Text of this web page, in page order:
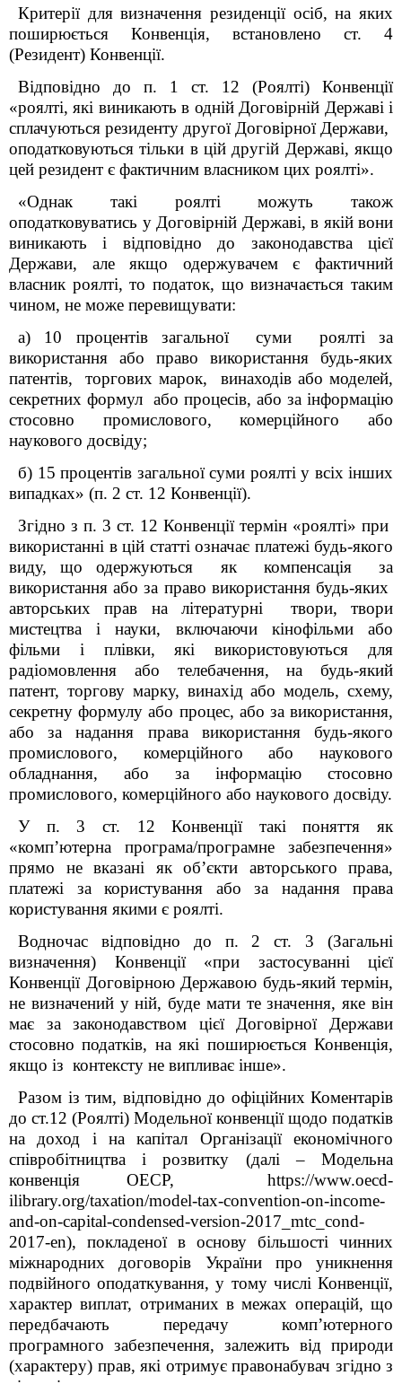
Критерії для визначення резиденції осіб, на яких
поширюється Конвенція, встановлено ст. 4
(Резидент) Конвенції.
Відповідно до п. 1 ст. 12 (Роялті) Конвенції
«роялті, які виникають в одній Договірній Державі і
сплачуються резиденту другої Договірної Держави,
оподатковуються тільки в цій другій Державі, якщо
цей резидент є фактичним власником цих роялті».
«Однак такі роялті можуть також
оподатковуватись у Договірній Державі, в якій вони
виникають і відповідно до законодавства цієї
Держави, але якщо одержувачем є фактичний
власник роялті, то податок, що визначається таким
чином, не може перевищувати:
а) 10 процентів загальної суми роялті за
використання або право використання будь-яких
патентів, торгових марок, винаходів або моделей,
секретних формул або процесів, або за інформацію
стосовно промислового, комерційного або
наукового досвіду;
б) 15 процентів загальної суми роялті у всіх інших
випадках» (п. 2 ст. 12 Конвенції).
Згідно з п. 3 ст. 12 Конвенції термін «роялті» при
використанні в цій статті означає платежі будь-якого
виду, що одержуються як компенсація за
використання або за право використання будь-яких
авторських прав на літературні твори, твори
мистецтва і науки, включаючи кінофільми або
фільми і плівки, які використовуються для
радіомовлення або телебачення, на будь-який
патент, торгову марку, винахід або модель, схему,
секретну формулу або процес, або за використання,
або за надання права використання будь-якого
промислового, комерційного або наукового
обладнання, або за інформацію стосовно
промислового, комерційного або наукового досвіду.
У п. 3 ст. 12 Конвенції такі поняття як
«комп’ютерна програма/програмне забезпечення»
прямо не вказані як об’єкти авторського права,
платежі за користування або за надання права
користування якими є роялті.
Водночас відповідно до п. 2 ст. 3 (Загальні
визначення) Конвенції «при застосуванні цієї
Конвенції Договірною Державою будь-який термін,
не визначений у ній, буде мати те значення, яке він
має за законодавством цієї Договірної Держави
стосовно податків, на які поширюється Конвенція,
якщо із контексту не випливає інше».
Разом із тим, відповідно до офіційних Коментарів
до ст.12 (Роялті) Модельної конвенції щодо податків
на доход і на капітал Організації економічного
співробітництва і розвитку (далі – Модельна
конвенція ОЕСР, https://www.oecd-
ilibrary.org/taxation/model-tax-convention-on-income-
and-on-capital-condensed-version-2017_mtc_cond-
2017-en), покладеної в основу більшості чинних
міжнародних договорів України про уникнення
подвійного оподаткування, у тому числі Конвенції,
характер виплат, отриманих в межах операцій, що
передбачають передачу компʼютерного
програмного забезпечення, залежить від природи
(характеру) прав, які отримує правонабувач згідно з